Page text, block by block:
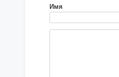
Имя